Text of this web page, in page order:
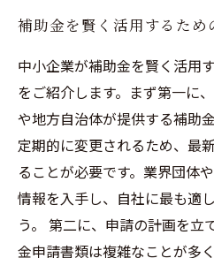
補助金を賢く活用するため
中小企業が補助金を賢く活用
をご紹介します。まず第一に
や地方自治体が提供する補助
定期的に変更されるため、最
ることが必要です。業界団体
情報を入手し、自社に最も適
う。 第二に、申請の計画を立
金申請書類は複雑なことが多